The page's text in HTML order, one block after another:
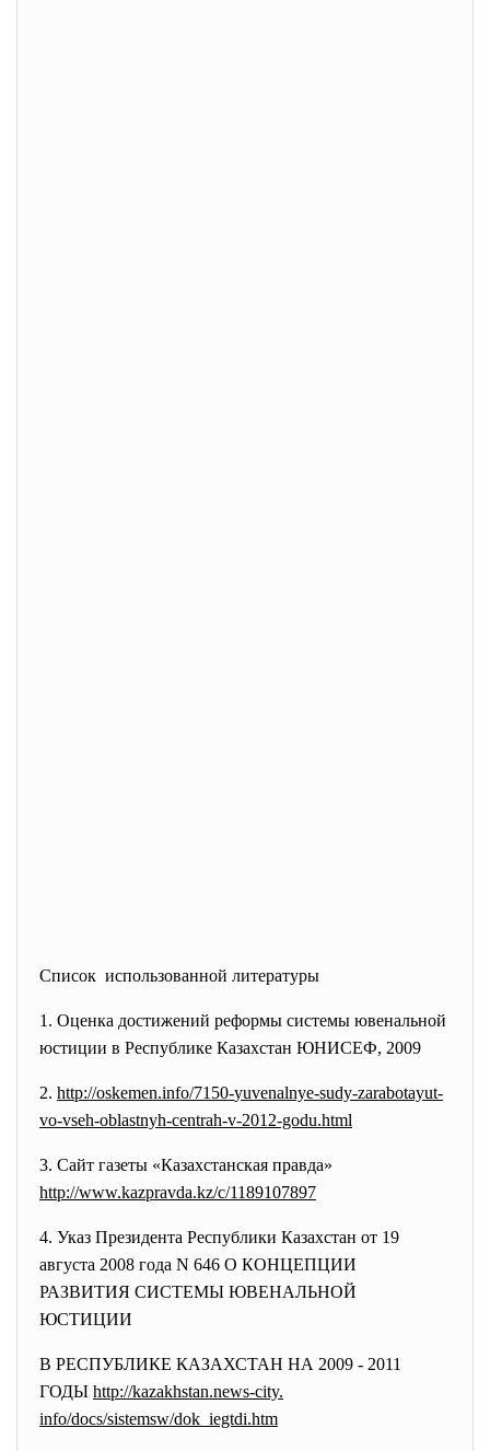
Список использованной литературы
1. Оценка достижений реформы системы ювенальной
юстиции в Республике Казахстан ЮНИСЕФ, 2009
2. http://oskemen.info/7150-yuvenalnye-sudy-zarabotayut-
vo-vseh-oblastnyh-centrah-v-2012-godu.html
3. Сайт газеты «Казахстанская правда»
http://www.kazpravda.kz/c/1189107897
4. Указ Президента Республики Казахстан от 19
августа 2008 года N 646 О КОНЦЕПЦИИ
РАЗВИТИЯ СИСТЕМЫ ЮВЕНАЛЬНОЙ
ЮСТИЦИИ
В РЕСПУБЛИКЕ КАЗАХСТАН НА 2009 - 2011
ГОДЫ http://kazakhstan.news-city.
info/docs/sistemsw/dok_iegtdi.htm